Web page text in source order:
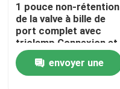
Visite de l'usine
Contrôle de la qualité
1 pouce non-rétention
de la valve à bille de
port complet avec
triclamp Connexion et
montage ISO
envoyer une